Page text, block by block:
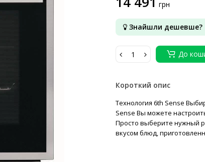
грн
Знайшли дешевше?
До
Короткий опис
Технология 6th Sense
Sense Вы можете
Просто выберите нужный
вкусом блюд,